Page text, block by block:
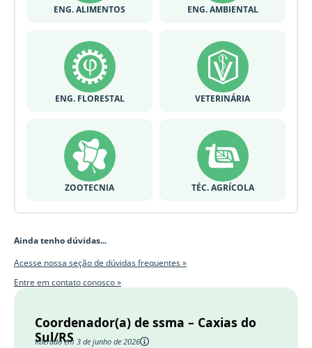
ENG. ALIMENTOS ENG. AMBIENTAL
ENG. FLORESTAL VETERINÁRIA
ZOOTECNIA TÉC. AGRÍCOLA
Ainda tenho dúvidas...
Acesse nossa seção de dúvidas frequentes »
Entre em contato conosco »
Coordenador(a) de ssma – Caxias do
Sul/RS
liberado em 3 de junho de 2026